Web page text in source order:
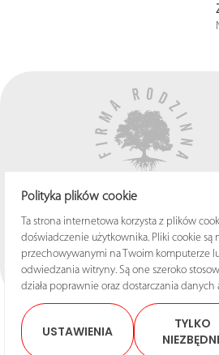
Polityka plików cookie
Ta strona internetowa korzysta z plików
doświadczenie użytkownika. Pliki cookie są
przechowywanymi na Twoim komputerze
odwiedzania witryny. Są one szeroko
działa poprawnie oraz dostarczania
USTAWIENIA
TYLKO